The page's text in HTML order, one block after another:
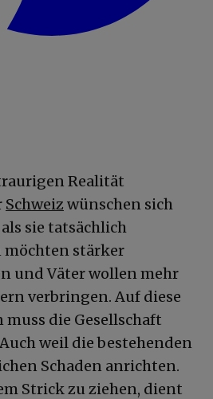
Realität
Schweiz wünschen sich
sie tatsächlich
möchten stärker
und Väter wollen mehr
verbringen. Auf diese
die Gesellschaft
weil die bestehenden
Schaden anrichten.
Strick zu ziehen, dient